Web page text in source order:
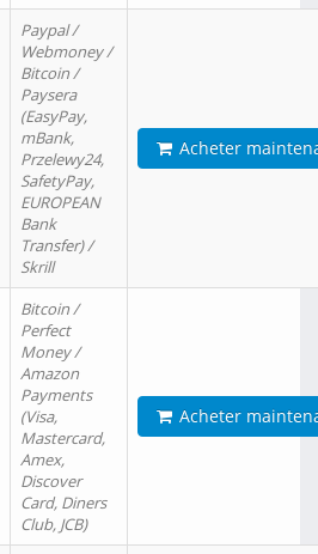
Paypal /
Webmoney /
Bitcoin /
Paysera
(EasyPay,
mBank,
Przelewy24,
SafetyPay,
EUROPEAN
Bank
Transfer) /
Skrill
Acheter
Bitcoin /
Perfect
Money /
Amazon
Payments
(Visa,
Mastercard,
Amex,
Discover
Card, Diners
Club, JCB)
Acheter